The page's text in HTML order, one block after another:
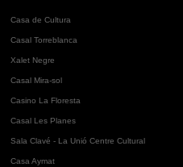
Casa de Cultura
Casal Torreblanca
Xalet Negre
Casal Mira-sol
Casino La Floresta
Casal Les Planes
Sala Clavé - La Unió Centre Cultural
Casa Aymat